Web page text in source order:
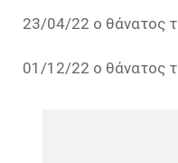
23/04/22 ο θάνατος
01/12/22 ο θάνατος